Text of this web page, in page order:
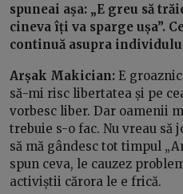
spuneai așa: „E greu să
cineva îți va sparge ușa”.
continuă asupra
Arșak Makician: E
să-mi risc libertatea și pe
vorbesc liber. Dar oamenii
trebuie s-o fac. Nu vreau să
să mă gândesc tot timpul
spun ceva, le cauzez
activiștii cărora le e frică.